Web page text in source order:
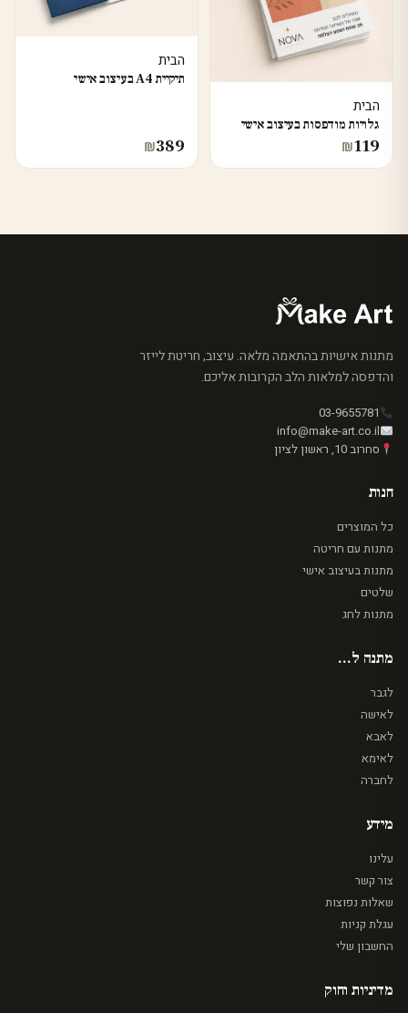
הבית
גלויות מודפסות בעיצוב אישי
₪119
הבית
תיקיית A4 בעיצוב אישי
₪389
מתנות אישיות בהתאמה מלאה. עיצוב, חריטת לייזר
והדפסה למלאות הלב הקרובות אליכם.
03-9655781
info@make-art.co.il
סחרוב 10, ראשון לציון
חנות
כל המוצרים
מתנות עם חריטה
מתנות בעיצוב אישי
שלטים
מתנות לחג
מתנה ל...
לגבר
לאישה
לאבא
לאימא
לחברה
מידע
עלינו
צור קשר
שאלות נפוצות
עגלת קניות
החשבון שלי
מדיניות וחוק